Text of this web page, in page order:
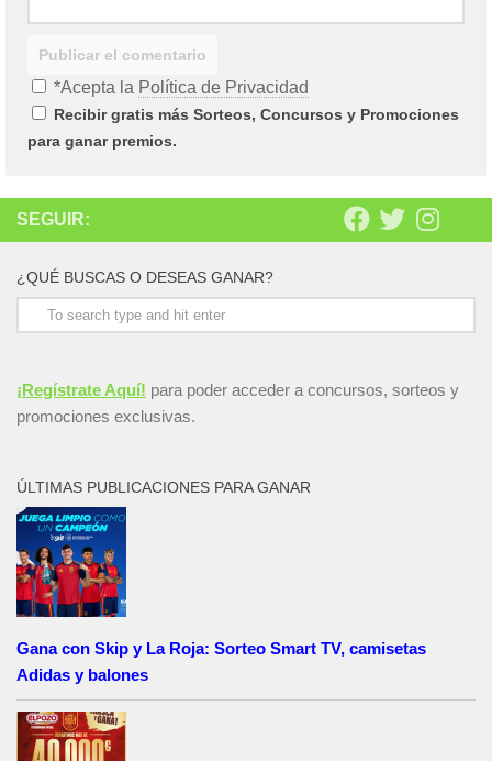
*Acepta la Política de Privacidad
Recibir gratis más Sorteos, Concursos y Promociones
para ganar premios.
SEGUIR:
¿QUÉ BUSCAS O DESEAS GANAR?
¡Regístrate Aquí! para poder acceder a concursos, sorteos y
promociones exclusivas.
ÚLTIMAS PUBLICACIONES PARA GANAR
Gana con Skip y La Roja: Sorteo Smart TV, camisetas
Adidas y balones